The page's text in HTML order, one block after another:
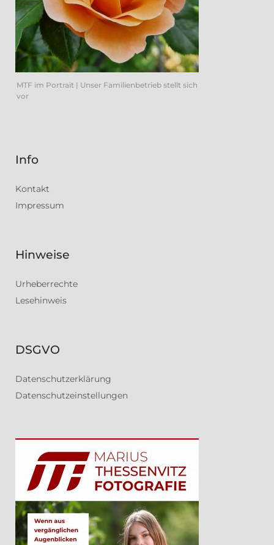
MTF im Portrait | Unser Familienbetrieb stellt sich
vor
Info
Kontakt
Impressum
Hinweise
Urheberrechte
Lesehinweis
DSGVO
Datenschutzerklärung
Datenschutzeinstellungen